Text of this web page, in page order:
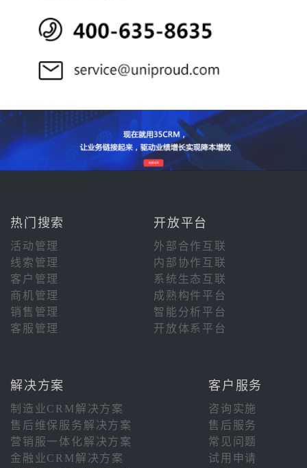
热门搜索 开放平台
活动管理
外部合作互联
线索管理
内部协作互联
客户管理
系统生态互联
商机管理
成熟构件平台
销售管理
智能分析平台
客服管理
开放体系平台
解决方案 客户服务
制造业CRM解决方案
咨询实施
售后维保服务解决方案
售后服务
营销服一体化解决方案
常见问题
金融业CRM解决方案
试用申请